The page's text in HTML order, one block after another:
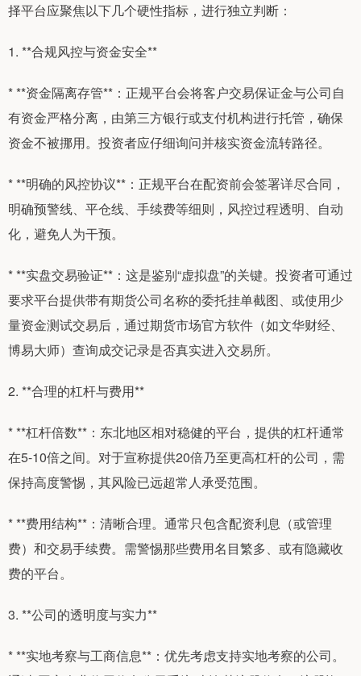
择平台应聚焦以下几个硬性指标，进行独立判断：
1. **合规风控与资金安全**
* **资金隔离存管**：正规平台会将客户交易保证金与公司自
有资金严格分离，由第三方银行或支付机构进行托管，确保
资金不被挪用。投资者应仔细询问并核实资金流转路径。
* **明确的风控协议**：正规平台在配资前会签署详尽合同，
明确预警线、平仓线、手续费等细则，风控过程透明、自动
化，避免人为干预。
* **实盘交易验证**：这是鉴别“虚拟盘”的关键。投资者可通过
要求平台提供带有期货公司名称的委托挂单截图、或使用少
量资金测试交易后，通过期货市场官方软件（如文华财经、
博易大师）查询成交记录是否真实进入交易所。
2. **合理的杠杆与费用**
* **杠杆倍数**：东北地区相对稳健的平台，提供的杠杆通常
在5-10倍之间。对于宣称提供20倍乃至更高杠杆的公司，需
保持高度警惕，其风险已远超常人承受范围。
* **费用结构**：清晰合理。通常只包含配资利息（或管理
费）和交易手续费。需警惕那些费用名目繁多、或有隐藏收
费的平台。
3. **公司的透明度与实力**
* **实地考察与工商信息**：优先考虑支持实地考察的公司。